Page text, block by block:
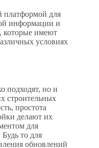
платформой для
информации и
которые имеют
условиях
подходят, но и
строительных
простота
делают их
для
то для
обновлений